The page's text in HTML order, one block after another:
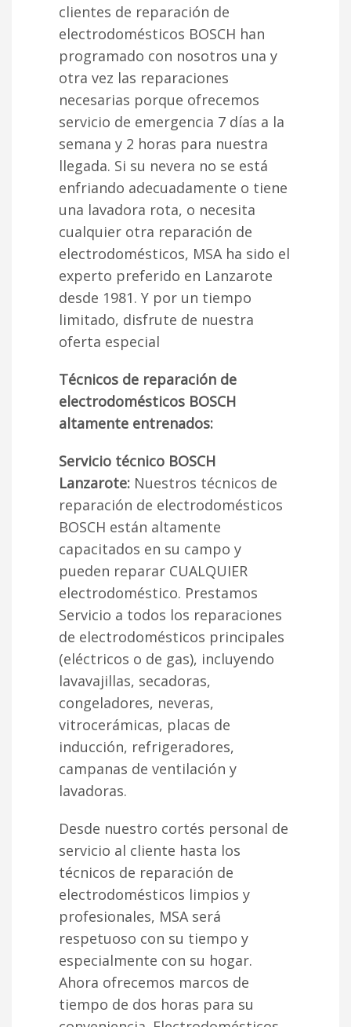
clientes de reparación de
electrodomésticos BOSCH han
programado con nosotros una y
otra vez las reparaciones
necesarias porque ofrecemos
servicio de emergencia 7 días a la
semana y 2 horas para nuestra
llegada. Si su nevera no se está
enfriando adecuadamente o tiene
una lavadora rota, o necesita
cualquier otra reparación de
electrodomésticos, MSA ha sido el
experto preferido en Lanzarote
desde 1981. Y por un tiempo
limitado, disfrute de nuestra
oferta especial
Técnicos de reparación de
electrodomésticos BOSCH
altamente entrenados:
Servicio técnico BOSCH
Lanzarote: Nuestros técnicos de
reparación de electrodomésticos
BOSCH están altamente
capacitados en su campo y
pueden reparar CUALQUIER
electrodoméstico. Prestamos
Servicio a todos los reparaciones
de electrodomésticos principales
(eléctricos o de gas), incluyendo
lavavajillas, secadoras,
congeladores, neveras,
vitrocerámicas, placas de
inducción, refrigeradores,
campanas de ventilación y
lavadoras.
Desde nuestro cortés personal de
servicio al cliente hasta los
técnicos de reparación de
electrodomésticos limpios y
profesionales, MSA será
respetuoso con su tiempo y
especialmente con su hogar.
Ahora ofrecemos marcos de
tiempo de dos horas para su